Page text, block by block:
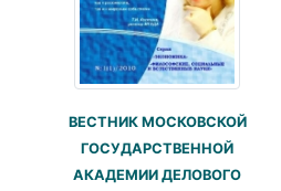
ВЕСТНИК МОСКОВСКОЙ
ГОСУДАРСТВЕННОЙ
АКАДЕМИИ ДЕЛОВОГО